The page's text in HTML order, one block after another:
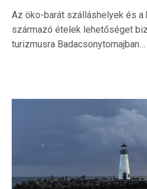
Az öko-barát szálláshelyek és
származó ételek lehetőséget
turizmusra Badacsonytomajban…